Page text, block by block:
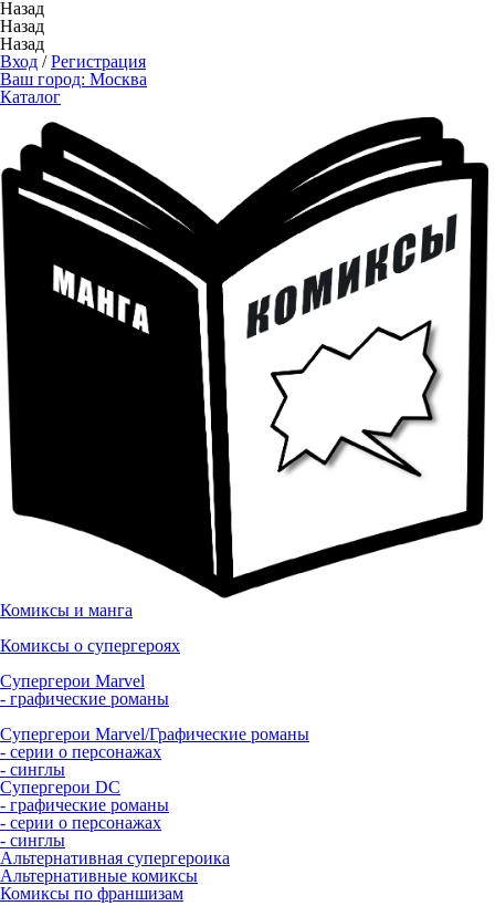
Назад
Назад
Назад
Вход /Регистрация
Ваш город: Москва
Каталог
Комиксы и манга
Комиксы о супергероях
Супергерои Marvel
- графические романы
Супергерои Marvel/Графические романы
- серии о персонажах
- синглы
Супергерои DC
- графические романы
- серии о персонажах
- синглы
Альтернативная супергероика
Альтернативные комиксы
Комиксы по франшизам